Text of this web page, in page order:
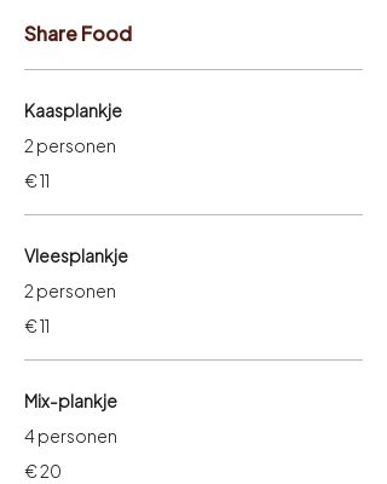
Share Food
Kaasplankje
2 personen
€ 11
Vleesplankje
2 personen
€ 11
Mix-plankje
4 personen
€ 20